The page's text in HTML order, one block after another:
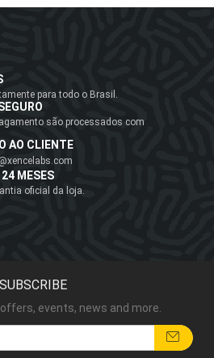
para todo o Brasil.
são processados com
AO CLIENTE
MESES
oficial da loja.
SUBSCRIBE
events, news and more.